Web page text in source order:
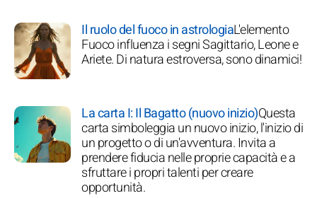
Il ruolo del fuoco in astrologiaL'elemento
Fuoco influenza i segni Sagittario, Leone e
Ariete. Di natura estroversa, sono dinamici!
La carta I: Il Bagatto (nuovo inizio)Questa
carta simboleggia un nuovo inizio, l'inizio di
un progetto o di un'avventura. Invita a
prendere fiducia nelle proprie capacità e a
sfruttare i propri talenti per creare
opportunità.